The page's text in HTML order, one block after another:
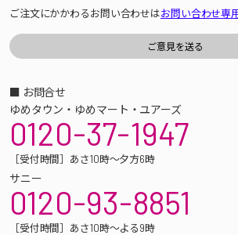
ご注文にかかわるお問い合わせはお問い合わせ専
■ お問合せ
ゆめタウン・ゆめマート・ユアーズ
0120-37-1947
［受付時間］あさ10時～夕方6時
サニー
0120-93-8851
［受付時間］あさ10時～よる9時